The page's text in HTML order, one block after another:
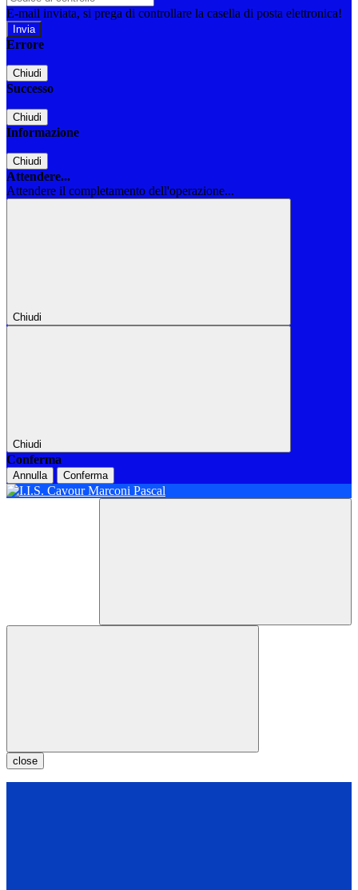
E-mail inviata, si prega di controllare la casella di posta elettronica!
Errore
Chiudi
Successo
Chiudi
Informazione
Chiudi
Attendere...
Attendere il completamento dell'operazione...
Chiudi
Chiudi
Conferma
Annulla Conferma
close